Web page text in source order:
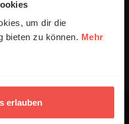
um dir die
bieten zu können. Mehr
erlauben